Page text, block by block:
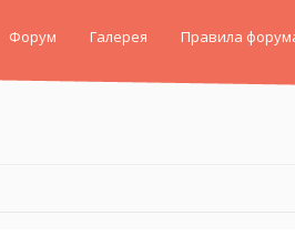
Форум Галерея Правила